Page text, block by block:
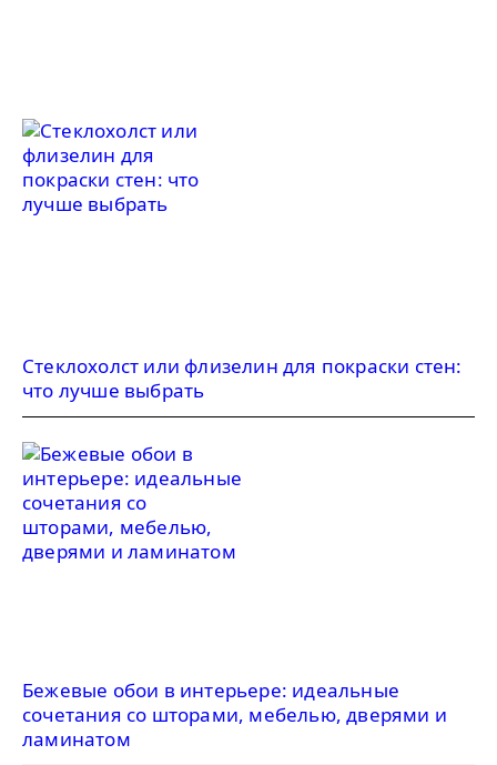
Стеклохолст или флизелин для покраски стен:
что лучше выбрать
Бежевые обои в интерьере: идеальные
сочетания со шторами, мебелью, дверями и
ламинатом